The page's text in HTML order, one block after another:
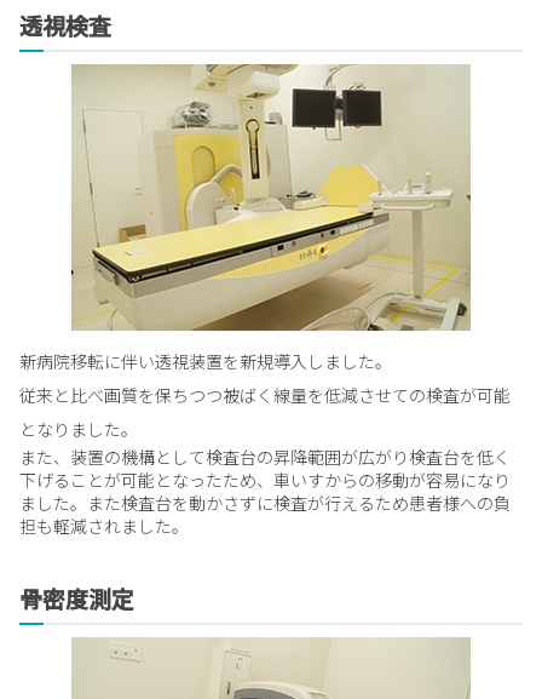
透視検査
新病院移転に伴い透視装置を新規導入しました。
従来と比べ画質を保ちつつ被ばく線量を低減させての検査が可能
となりました。
また、装置の機構として検査台の昇降範囲が広がり検査台を低く
下げることが可能となったため、車いすからの移動が容易になり
ました。また検査台を動かさずに検査が行えるため患者様への負
担も軽減されました。
骨密度測定